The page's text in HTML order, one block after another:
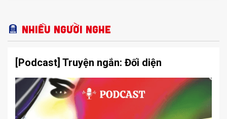
Nhiều người nghe
[Podcast] Truyện ngắn: Đối diện